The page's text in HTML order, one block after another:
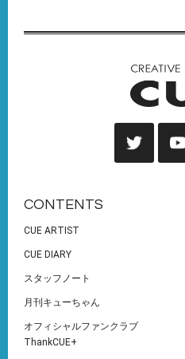
CONTENTS
CUE ARTIST
CUE DIARY
スタッフノート
月刊キューちゃん
オフィシャルファンクラブ
ThankCUE+